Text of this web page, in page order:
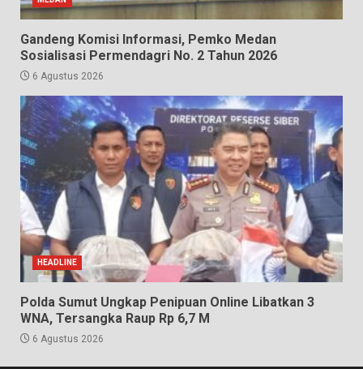
Gandeng Komisi Informasi, Pemko Medan
Sosialisasi Permendagri No. 2 Tahun 2026
6 Agustus 2026
HEADLINE
Polda Sumut Ungkap Penipuan Online Libatkan 3
WNA, Tersangka Raup Rp 6,7 M
6 Agustus 2026